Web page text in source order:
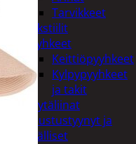
Tarvikkeet
Kodintekstiilit
Pyyhkeet
Keittiöpyyhkeet
Kylpypyyhkeet
ja takit
Pöytäliinat
Sisustustyynyt ja
päälliset